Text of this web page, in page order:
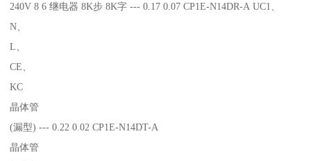
240V 8 6 继电器 8K步 8K字 --- 0.17 0.07 CP1E-N14DR-A UC1、
N、
L、
CE、
KC
晶体管
(漏型) --- 0.22 0.02 CP1E-N14DT-A
晶体管